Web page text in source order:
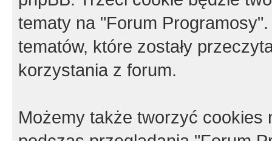
tematy na "Forum
tematów, które zostały
korzystania z forum.
Możemy także tworzyć cookies